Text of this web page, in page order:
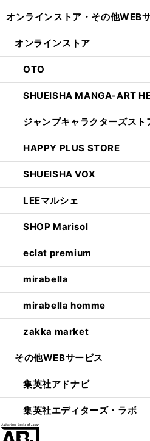
オンラインストア・ その他WEB
オンラインストア
OTO
SHUEISHA MANGA-ART
ジャンプキャラクターズスト
HAPPY PLUS STORE
SHUEISHA VOX
LEEマルシェ
SHOP Marisol
eclat premium
mirabella
mirabella homme
zakka market
その他WEBサービス
集英社アドナビ
集英社エディターズ・ラボ